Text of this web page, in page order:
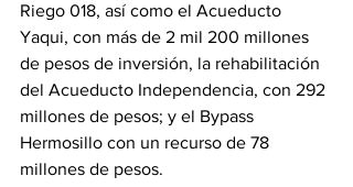
Riego 018, así como el Acueducto
Yaqui, con más de 2 mil 200 millones
de pesos de inversión, la rehabilitación
del Acueducto Independencia, con 292
millones de pesos; y el Bypass
Hermosillo con un recurso de 78
millones de pesos.